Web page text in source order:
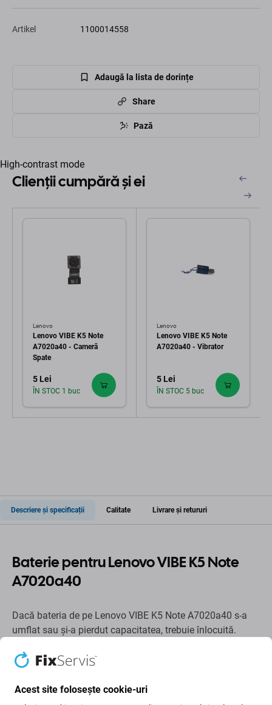
Artikel 1100014558
Adaugă la lista de dorințe
Share
Pază
High-contrast mode
Clienții cumpără și ei
Lenovo
Lenovo VIBE K5 Note
A7020a40 - Cameră
Spate
5 Lei
ÎN STOC 1 buc
Lenovo
Lenovo VIBE K5 Note
A7020a40 - Vibrator
5 Lei
ÎN STOC 5 buc
Descriere și specificații Calitate Livrare și retururi
Baterie pentru Lenovo VIBE K5 Note
A7020a40
Dacă bateria de pe Lenovo VIBE K5 Note A7020a40 s-a
umflat sau și-a pierdut capacitatea, trebuie înlocuită.
Când trebuie să înlocuiți bateria?
bateria este umflată
Acest site folosește cookie-uri